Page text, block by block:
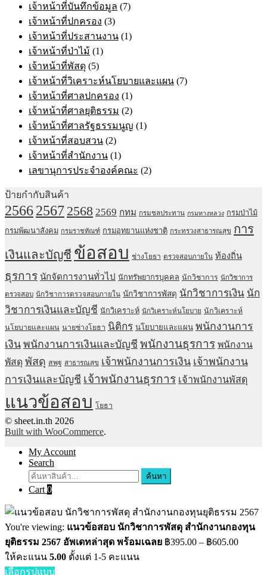
เจ้าหน้าที่บันทึกข้อมูล (7)
เจ้าหน้าที่ปกครอง (3)
เจ้าหน้าที่ประสานงาน (1)
เจ้าหน้าที่ป่าไม้ (1)
เจ้าหน้าที่พัสดุ (5)
เจ้าหน้าที่วิเคราะห์นโยบายและแผน (7)
เจ้าหน้าที่ศาลปกครอง (1)
เจ้าหน้าที่ศาลยุติธรรม (2)
เจ้าหน้าที่ศาลรัฐธรรมนูญ (1)
เจ้าหน้าที่สอบสวน (2)
เจ้าหน้าที่สำนักงาน (1)
เลขานุการประจำองค์คณะ (2)
ป้ายกำกับสินค้า
25662567 2568 2569 กทม กรมชลประทาน กรมทางหลวง กรมป่าไม้
กรมพัฒนาสังคม กรมราชทัณฑ์ กรมอุทยานแห่งชาติ กระทรวงสาธารณสุข การ
เงินและบัญชี ข้อสอบ ช่างโยธา ตรวจสอบภายใน ท้องถิ่น
ธุรการ นักจัดการงานทั่วไป นักทรัพยากรบุคคล นักวิชาการ นักวิชาการ
ตรวจสอบ นักวิชาการตรวจสอบภายใน นักวิชาการพัสดุ นักวิชาการเงิน นัก
วิชาการเงินและบัญชี นักวิเคราะห์ นักวิเคราะห์นโยบาย นักวิเคราะห์
นโยบายและแผน นายช่างโยธา นิติกร นโยบายและแผน พนักงานการ
เงิน พนักงานการเงินและบัญชี พนักงานธุรการ พนักงาน
พัสดุ พัสดุ สพฐ สาธารณสุข เจ้าพนักงานการเงิน เจ้าพนักงาน
การเงินและบัญชี เจ้าพนักงานธุรการ เจ้าพนักงานพัสดุ
แนวข้อสอบ โยธา
© sheet.in.th 2026
Built with WooCommerce.
My Account
Search
ค้นหา
Cart 0
You're viewing: แนวข้อสอบ นักวิชาการพัสดุ สำนักงานกองทุน
ยุติธรรม 2567 อัพเดทล่าสุด พร้อมเฉลย ฿395.00 – ฿605.00
ให้คะแนน 5.00 ตั้งแต่ 1-5 คะแนน
เลือกรูปแบบ